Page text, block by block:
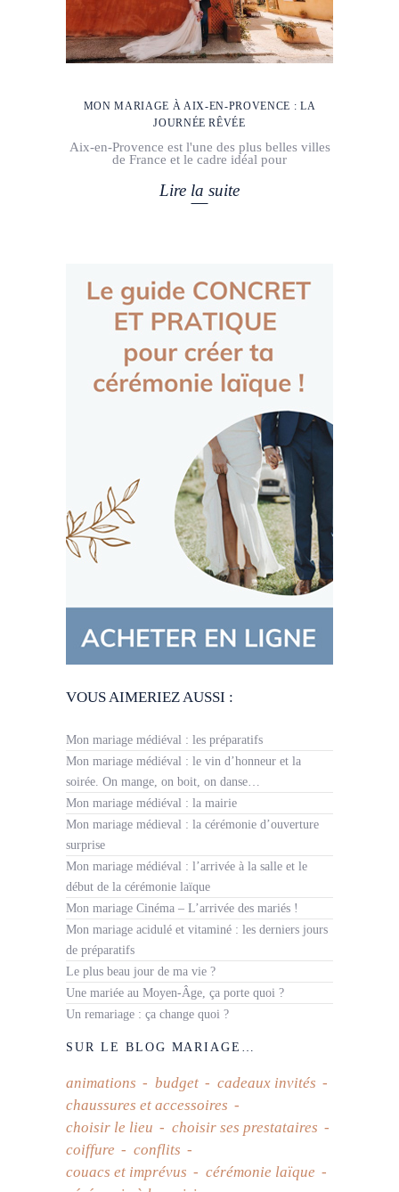
MON MARIAGE À AIX-EN-PROVENCE : LA
JOURNÉE RÊVÉE
Aix-en-Provence est l'une des plus belles villes
de France et le cadre idéal pour
Lire la suite
VOUS AIMERIEZ AUSSI :
Mon mariage médiéval : les préparatifs
Mon mariage médiéval : le vin d’honneur et la
soirée. On mange, on boit, on danse…
Mon mariage médiéval : la mairie
Mon mariage médieval : la cérémonie d’ouverture
surprise
Mon mariage médiéval : l’arrivée à la salle et le
début de la cérémonie laïque
Mon mariage Cinéma – L’arrivée des mariés !
Mon mariage acidulé et vitaminé : les derniers jours
de préparatifs
Le plus beau jour de ma vie ?
Une mariée au Moyen-Âge, ça porte quoi ?
Un remariage : ça change quoi ?
SUR LE BLOG MARIAGE…
animations budget
cadeaux invités
chaussures et accessoires
choisir le lieu
choisir ses prestataires
coiffure
conflits
couacs et imprévus
cérémonie laïque